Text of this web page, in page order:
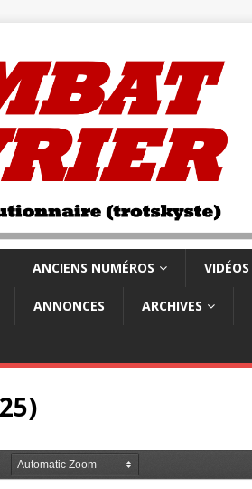
ANCIENS NUMÉROS VIDÉOS
ANNONCES ARCHIVES